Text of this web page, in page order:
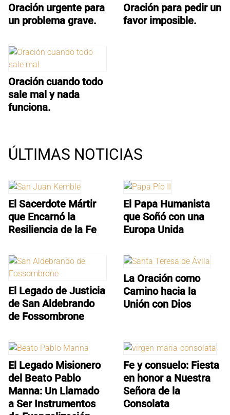
Oración urgente para
un problema grave.
Oración para pedir un
favor imposible.
Oración cuando todo
sale mal y nada
funciona.
ÚLTIMAS NOTICIAS
El Sacerdote Mártir
que Encarnó la
Resiliencia de la Fe
El Papa Humanista
que Soñó con una
Europa Unida
El Legado de Justicia
de San Aldebrando
de Fossombrone
La Oración como
Camino hacia la
Unión con Dios
El Legado Misionero
del Beato Pablo
Manna: Un Llamado
a Ser Instrumentos
Fe y consuelo: Fiesta
en honor a Nuestra
Señora de la
Consolata